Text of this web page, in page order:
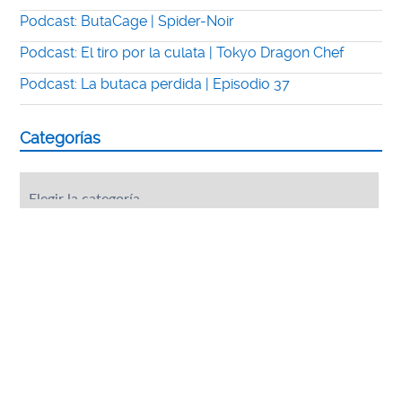
Podcast: ButaCage | Spider-Noir
Podcast: El tiro por la culata | Tokyo Dragon Chef
Podcast: La butaca perdida | Episodio 37
Categorías